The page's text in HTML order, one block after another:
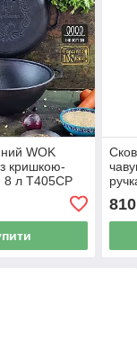
WOK
кришкою-
8 л Т405СР
KM-
810